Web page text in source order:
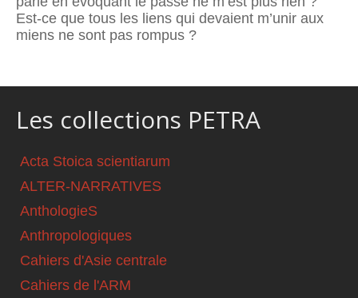
Est-ce que tous les liens qui devaient m’unir aux
miens ne sont pas rompus ?
Les collections PETRA
Acta Stoica scientiarum
ALTER-NARRATIVES
AnthologieS
Anthropologiques
Cahiers d'Asie centrale
Cahiers de l'ARM